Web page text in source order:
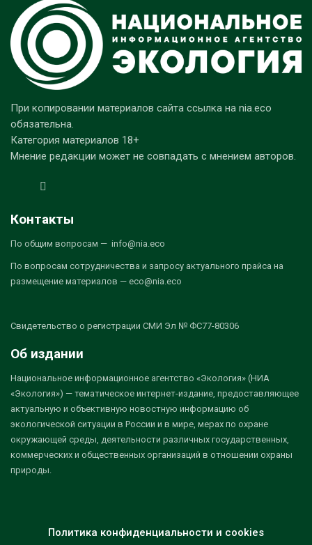
При копировании материалов сайта ссылка на nia.eco
обязательна.
Категория материалов 18+
Мнение редакции может не совпадать с мнением авторов.
Контакты
По общим вопросам — info@nia.eco
По вопросам сотрудничества и запросу актуального прайса на
размещение материалов — eco@nia.eco
Свидетельство о регистрации СМИ Эл № ФС77-80306
Об издании
Национальное информационное агентство «Экология» (НИА
«Экология») — тематическое интернет-издание, предоставляющее
актуальную и объективную новостную информацию об
экологической ситуации в России и в мире, мерах по охране
окружающей среды, деятельности различных государственных,
коммерческих и общественных организаций в отношении охраны
природы.
Политика конфиденциальности и cookies